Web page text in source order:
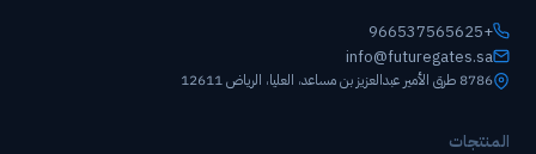
+966537565625
info@futuregates.sa
8786 طرق الأمير عبدالعزيز بن مساعد، العليا، الرياض 12611
المنتجات